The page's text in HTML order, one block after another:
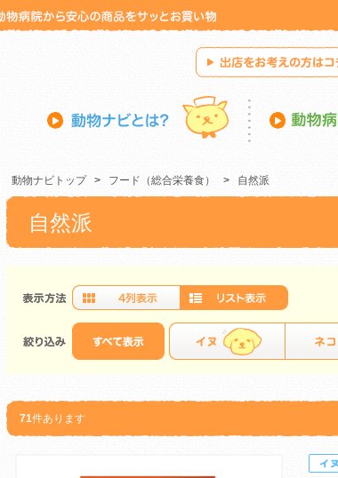
動物ナビトップ > フード（総合栄養食） > 自然派
自然派
71件あります